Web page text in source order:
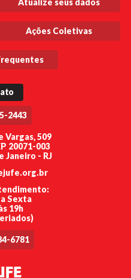
Atualize seus dados
Ações Coletivas
2443
Vargas, 509
20071-003
Janeiro - RJ
Sexta
19h
6781